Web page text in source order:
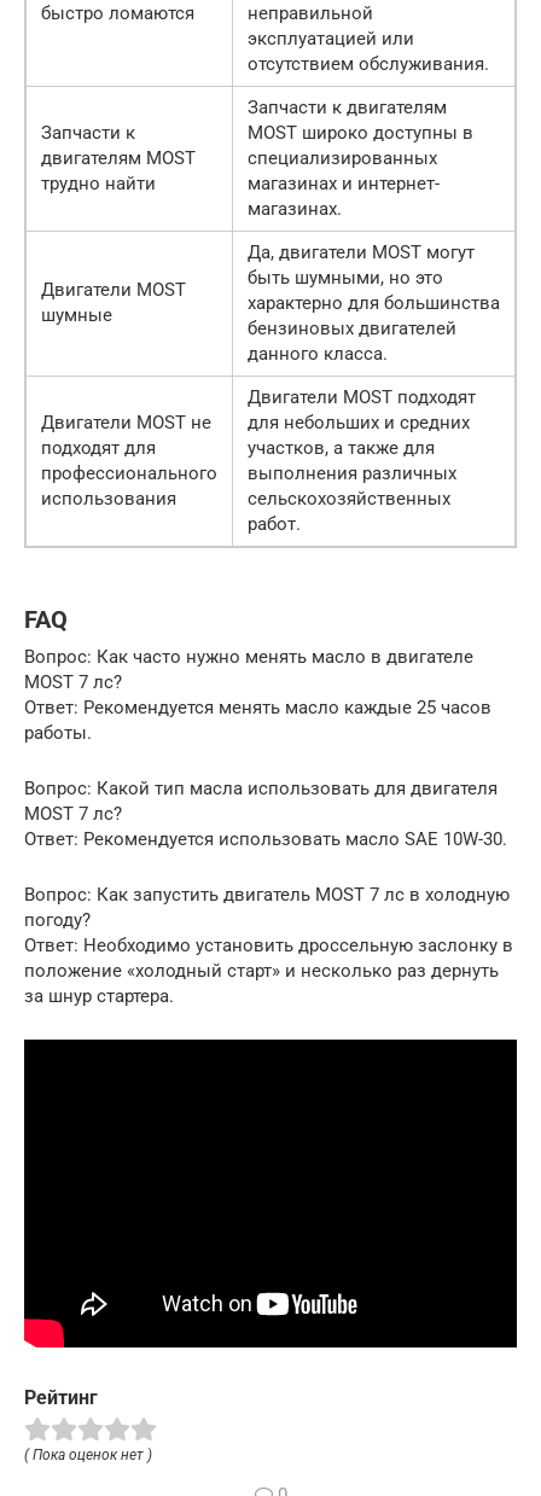
быстро ломаются
неправильной
эксплуатацией или
отсутствием обслуживания.
Запчасти к
двигателям MOST
трудно найти
Запчасти к двигателям
MOST широко доступны в
специализированных
магазинах и интернет-
магазинах.
Двигатели MOST
шумные
Да, двигатели MOST могут
быть шумными, но это
характерно для большинства
бензиновых двигателей
данного класса.
Двигатели MOST не
подходят для
профессионального
использования
Двигатели MOST подходят
для небольших и средних
участков, а также для
выполнения различных
сельскохозяйственных
работ.
FAQ
Вопрос: Как часто нужно менять масло в двигателе
MOST 7 лс?
Ответ: Рекомендуется менять масло каждые 25 часов
работы.
Вопрос: Какой тип масла использовать для двигателя
MOST 7 лс?
Ответ: Рекомендуется использовать масло SAE 10W-30.
Вопрос: Как запустить двигатель MOST 7 лс в холодную
погоду?
Ответ: Необходимо установить дроссельную заслонку в
положение «холодный старт» и несколько раз дернуть
за шнур стартера.
Рейтинг
( Пока оценок нет )